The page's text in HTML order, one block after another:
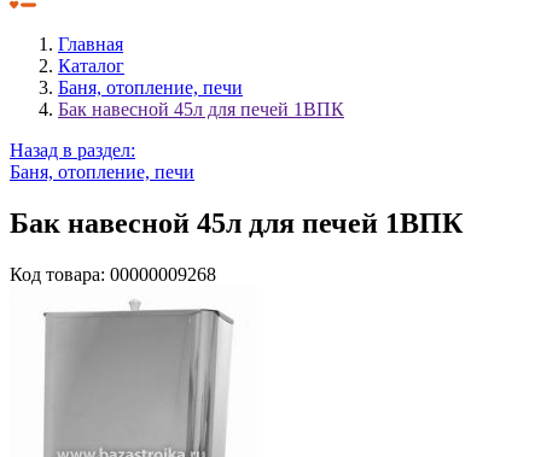
Главная
Каталог
Баня, отопление, печи
Бак навесной 45л для печей 1ВПК
Назад в раздел:
Баня, отопление, печи
Бак навесной 45л для печей 1ВПК
Код товара: 00000009268